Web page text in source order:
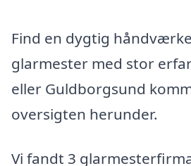
Find en dygtig
glarmester med stor
eller Guldborgsund
oversigten herunder.
Vi fandt 3